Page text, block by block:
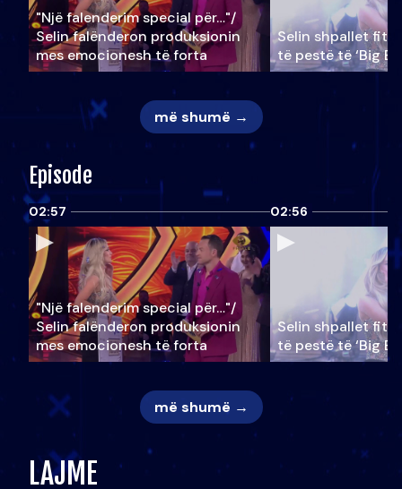
"Një falenderim special për…"/
Selin falënderon produksionin
mes emocionesh të forta
Selin shpallet
të pestë të ‘Big
më shumë →
Episode
02:57
"Një falenderim special për…"/
Selin falënderon produksionin
mes emocionesh të forta
02:56
Selin shpallet
të pestë të ‘Big
më shumë →
LAJME